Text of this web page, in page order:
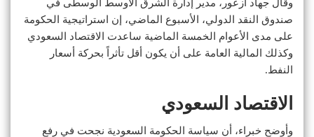
وقال جهاد أزعور، مدير إدارة الشرق الأوسط الوسطى في
صندوق النقد الدولي، الأسبوع الماضي، إن استراتيجية الحكومة
على مدى الأعوام الخمسة الماضية ساعدت الاقتصاد السعودي
وكذلك المالية العامة على أن يكون أقل تأثراً بحركة أسعار
النفط.
الاقتصاد السعودي
وأوضح خبراء، أن سياسة الحكومة السعودية نجحت في رفع